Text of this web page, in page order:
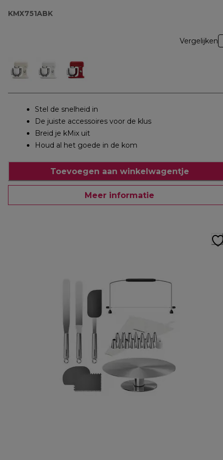
KMX751ABK
Vergelijken
Stel de snelheid in
De juiste accessoires voor de klus
Breid je kMix uit
Houd al het goede in de kom
Toevoegen aan winkelwagentje
Meer informatie